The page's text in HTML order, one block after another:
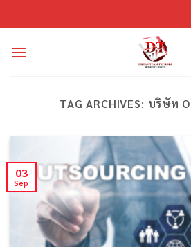
to
TAG ARCHIVES: บริษัท
03
Sep